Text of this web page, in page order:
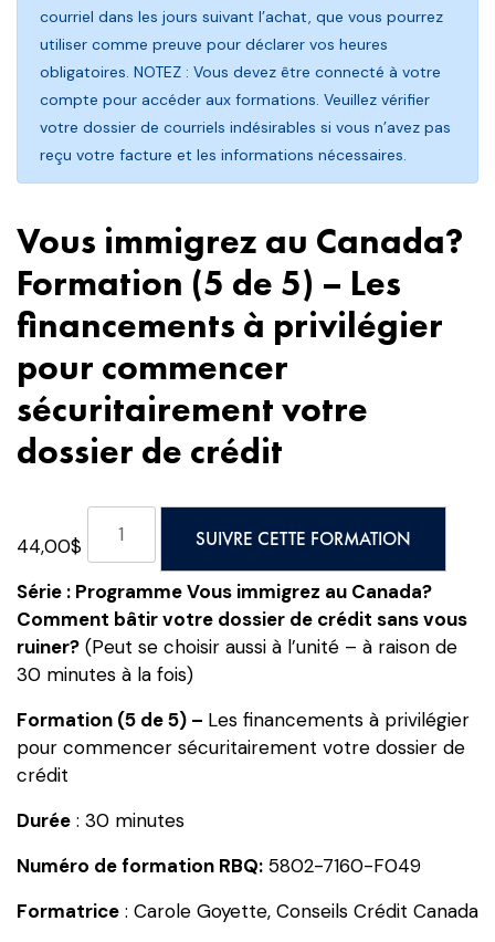
courriel dans les jours suivant l’achat, que vous pourrez
utiliser comme preuve pour déclarer vos heures
obligatoires. NOTEZ : Vous devez être connecté à votre
compte pour accéder aux formations. Veuillez vérifier
votre dossier de courriels indésirables si vous n’avez pas
reçu votre facture et les informations nécessaires.
Vous immigrez au Canada?
Formation (5 de 5) – Les
financements à privilégier
pour commencer
sécuritairement votre
dossier de crédit
44,00$
immigrez
au
Canada?
Formation
(5
de
Les
à
privilégier
SUIVRE CETTE FORMATION
Série : Programme Vous immigrez au Canada?
Comment bâtir votre dossier de crédit sans vous
ruiner? (Peut se choisir aussi à l’unité – à raison de
30 minutes à la fois)
Formation (5 de 5) – Les financements à privilégier
pour commencer sécuritairement votre dossier de
crédit
Durée : 30 minutes
Numéro de formation RBQ: 5802-7160-F049
Formatrice : Carole Goyette, Conseils Crédit Canada